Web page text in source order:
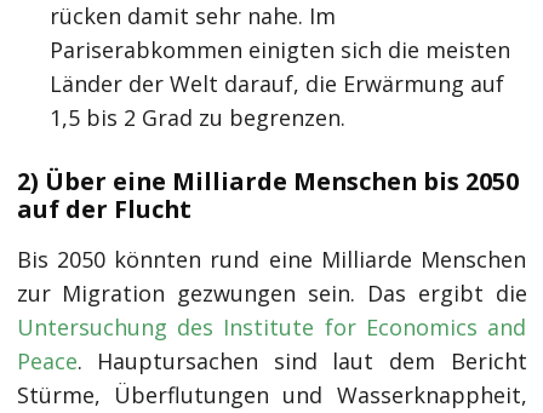
rücken damit sehr nahe. Im
Pariserabkommen einigten sich die meisten
Länder der Welt darauf, die Erwärmung auf
1,5 bis 2 Grad zu begrenzen.
2) Über eine Milliarde Menschen bis 2050
auf der Flucht
Bis 2050 könnten rund eine Milliarde Menschen
zur Migration gezwungen sein. Das ergibt die
Untersuchung des Institute for Economics and
Peace. Hauptursachen sind laut dem Bericht
Stürme, Überflutungen und Wasserknappheit,